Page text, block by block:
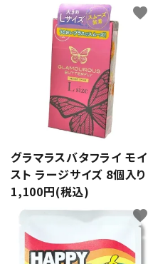
グラマラスバタフライ モイ
スト ラージサイズ 8個入り
1,100円(税込)
favorite
favorite